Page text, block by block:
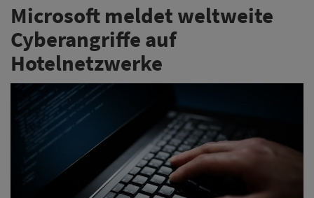
Microsoft meldet weltweite
Cyberangriffe auf
Hotelnetzwerke